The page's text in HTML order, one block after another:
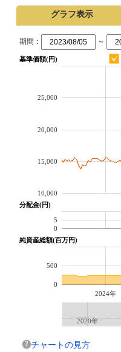
グラフ表示
期間： ～
基準価額(円)
10,000
15,000
20,000
25,000
分配金(円)
0
5
純資産総額(百万円)
2024年
0
500
2020年
チャートの見方